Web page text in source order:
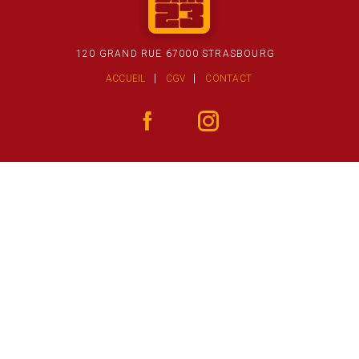
120 GRAND RUE 67000 STRASBOURG
ACCUEIL CGV CONTACT